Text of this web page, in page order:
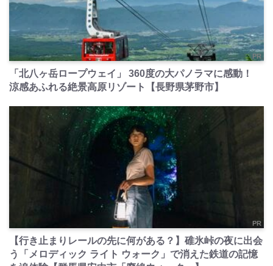
PR
「北八ヶ岳ロープウェイ」 360度の大パノラマに感動！
涼感あふれる絶景高原リゾート【長野県茅野市】
PR
【行き止まりレールの先に何がある？】碓氷峠の夜に出会
う「メロディック ライト ウォーク」で消えた鉄道の記憶